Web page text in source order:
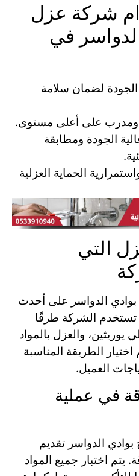
شركة عزل
في
الجودة لضمان سلامة
على أعلى مستوى.
الجودة ومطابقة
الحماية العزلية
التي
الدواسر على أحدث
تستخدم الشركة طرقًا
يوريثين، والعزل بالمواد
الطريقة المناسبة
العميل.
في عملية
الدواسر تقديم
يتم اختبار جميع المواد